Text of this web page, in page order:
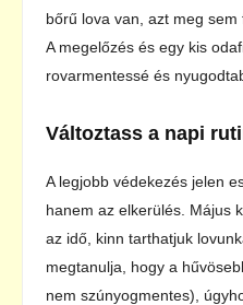
bőrű lova van, azt meg sem
A megelőzés és egy kis
rovarmentessé és
Változtass a napi
A legjobb védekezés jelen
hanem az elkerülés. Május
az idő, kinn tarthatjuk
megtanulja, hogy a
nem szúnyogmentes),